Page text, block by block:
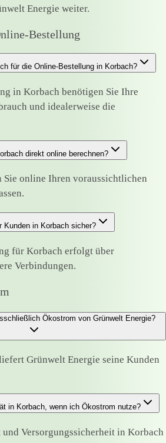
Energie weiter.
Bestellung
für die Online-Bestellung in Korbach?
in Korbach benötigen Sie Ihre
und idealerweise die
direkt online berechnen?
Sie online Ihren voraussichtlichen
Kunden in Korbach sicher?
für Korbach erfolgt über
Verbindungen.
Ökostrom von Grünwelt Energie?
Grünwelt Energie seine Kunden
in Korbach, wenn ich Ökostrom nutze?
Versorgungssicherheit in Korbach